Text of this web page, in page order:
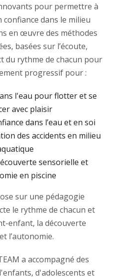
pour permettre à
confiance dans le milieu
en œuvre des méthodes
basées sur l’écoute,
du rythme de chacun pour
progressif pour :
l'eau pour flotter et se
avec plaisir
dans l’eau et en soi
des accidents en milieu
sensorielle et
en piscine
sur une pédagogie
le rythme de chacun et
enfant, la découverte
l’autonomie.
a accompagné des
d'adolescents et